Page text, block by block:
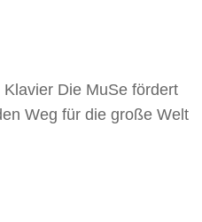
Die MuSe fördert
Weg für die große Welt